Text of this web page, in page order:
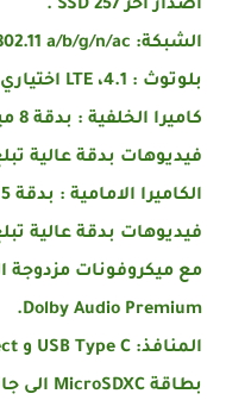
اصدار اخر 257 SSD .
الشبكة: Wi-Fi IEEE 802.11 a/b/g/n/ac،
بلوتوث : 4.1، LTE اختياري .
فيديوهات بدقة عالية تبلغ 1080×1920
مع ميكروفونات
Dolby Audio Premium.